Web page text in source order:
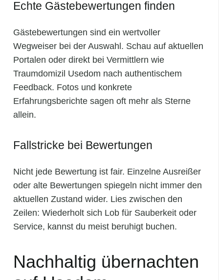
Echte Gästebewertungen finden
Gästebewertungen sind ein wertvoller
Wegweiser bei der Auswahl. Schau auf aktuellen
Portalen oder direkt bei Vermittlern wie
Traumdomizil Usedom nach authentischem
Feedback. Fotos und konkrete
Erfahrungsberichte sagen oft mehr als Sterne
allein.
Fallstricke bei Bewertungen
Nicht jede Bewertung ist fair. Einzelne Ausreißer
oder alte Bewertungen spiegeln nicht immer den
aktuellen Zustand wider. Lies zwischen den
Zeilen: Wiederholt sich Lob für Sauberkeit oder
Service, kannst du meist beruhigt buchen.
Nachhaltig übernachten